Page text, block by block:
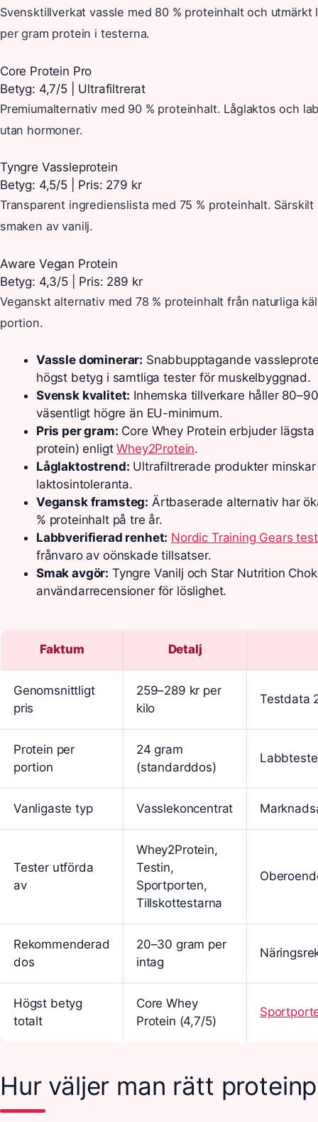
Svensktillverkat vassle med 80 % proteinhalt och utmärkt
per gram protein i testerna.
Core Protein Pro
Betyg: 4,7/5 | Ultrafiltrerat
Premiumalternativ med 90 % proteinhalt. Låglaktos och
utan hormoner.
Tyngre Vassleprotein
Betyg: 4,5/5 | Pris: 279 kr
Transparent ingredienslista med 75 % proteinhalt.
smaken av vanilj.
Aware Vegan Protein
Betyg: 4,3/5 | Pris: 289 kr
Veganskt alternativ med 78 % proteinhalt från naturliga
portion.
Vassle dominerar: Snabbupptagande
högst betyg i samtliga tester för muskelbyggnad.
Svensk kvalitet: Inhemska tillverkare håller
väsentligt högre än EU-minimum.
Pris per gram: Core Whey Protein erbjuder lägsta
protein) enligtWhey2Protein.
Låglaktostrend: Ultrafiltrerade produkter
laktosintoleranta.
Vegansk framsteg: Ärtbaserade alternativ har
% proteinhalt på tre år.
Labbverifierad renhet: Nordic Training Gears
frånvaro av oönskade tillsatser.
Smak avgör: Tyngre Vanilj och Star Nutrition
användarrecensioner för löslighet.
Faktum Detalj
Genomsnittligt
pris
259–289 kr per
kilo
Testdata
Protein per
portion
24 gram
(standarddos)
Vanligaste typ Vasslekoncentrat
Tester utförda
av
Whey2Protein,
Testin,
Sportporten,
Tillskottestarna
Rekommenderad
dos
20–30 gram per
intag
Högst betyg
totalt
Core Whey
Protein (4,7/5)
Hur väljer man rätt